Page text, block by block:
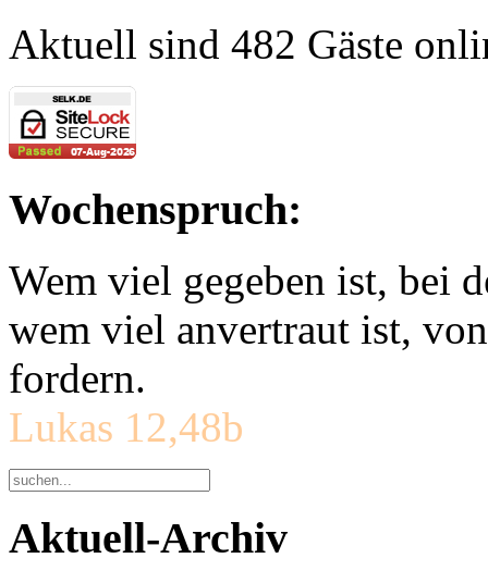
Aktuell sind 482 Gäste
Wochenspruch:
Wem viel gegeben ist, bei
wem viel anvertraut ist,
fordern.
Lukas 12,48b
Aktuell-Archiv